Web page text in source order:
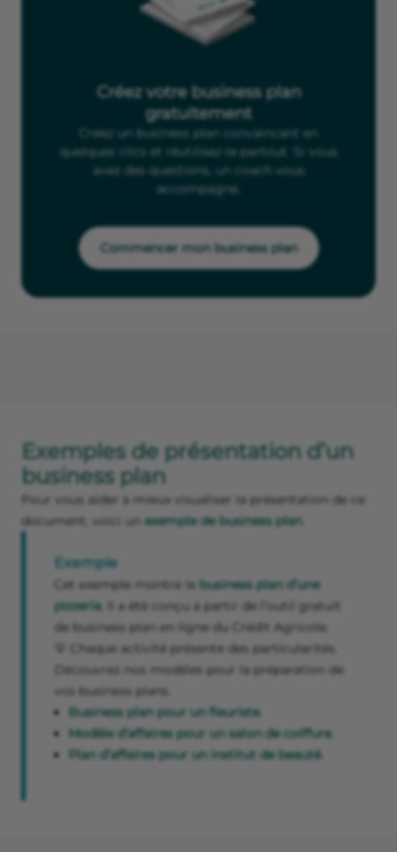
Créez votre business plan
gratuitement
Créez un business plan convaincant en
quelques clics et réutilisez-le partout. Si vous
avez des questions, un coach vous
accompagne.
Commencer mon business plan
Exemples de présentation d’un
business plan
Pour vous aider à mieux visualiser la présentation de ce
document, voici unexemple de business plan.
Exemple
Cet exemple montre le business plan d’une
pizzeria. Il a été conçu à partir de l’outil gratuit
de business plan en ligne du Crédit Agricole.
💡 Chaque activité présente des particularités.
Découvrez nos modèles pour la préparation de
vos business plans.
Business plan pour un fleuriste.
Modèle d’affaires pour un salon de coiffure.
Plan d’affaires pour un institut de beauté.